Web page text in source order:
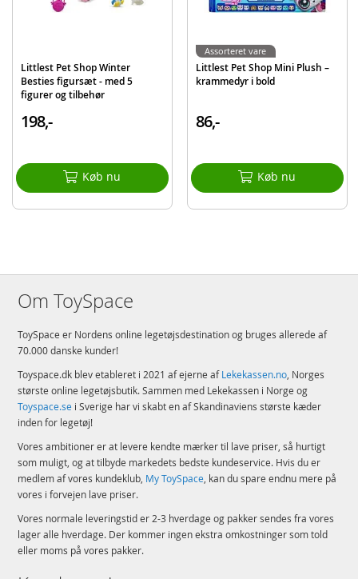
Littlest Pet Shop Winter
Besties figursæt - med 5
figurer og tilbehør
198,-
Køb nu
Littlest Pet Shop Mini Plush –
krammedyr i bold
86,-
Køb nu
Assorteret vare
Om ToySpace
ToySpace er Nordens online legetøjsdestination og bruges allerede af
70.000 danske kunder!
Toyspace.dk blev etableret i 2021 af ejerne afLekekassen.no, Norges
største online legetøjsbutik. Sammen med Lekekassen i Norge og
Toyspace.se i Sverige har vi skabt en af Skandinaviens største kæder
inden for legetøj!
Vores ambitioner er at levere kendte mærker til lave priser, så hurtigt
som muligt, og at tilbyde markedets bedste kundeservice. Hvis du er
medlem af vores kundeklub, My ToySpace, kan du spare endnu mere på
vores i forvejen lave priser.
Vores normale leveringstid er 2-3 hverdage og pakker sendes fra vores
lager alle hverdage. Der kommer ingen ekstra omkostninger som told
eller moms på vores pakker.